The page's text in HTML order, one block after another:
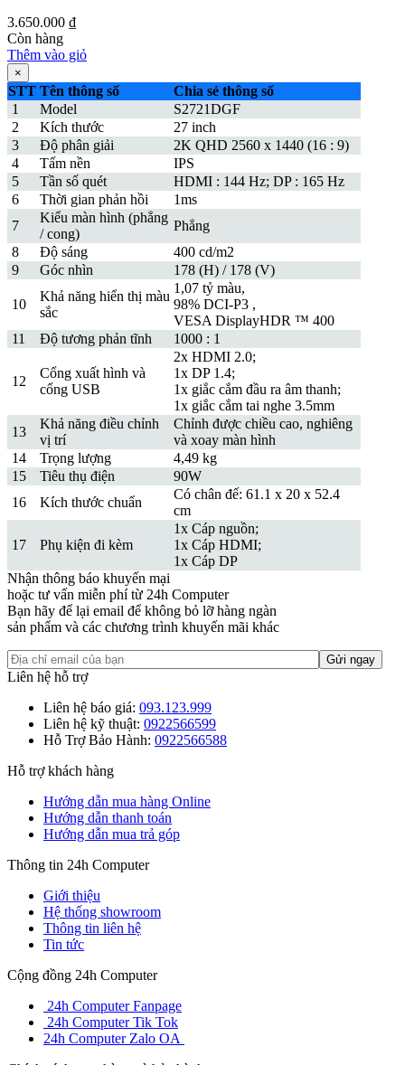
3.650.000 ₫
Còn hàng
Thêm vào giỏ
×
STT Tên thông số
Chia sẻ thông số
1
Model
S2721DGF
2
Kích thước
27 inch
3
Độ phân giải
2K QHD 2560 x 1440 (16 : 9)
4
Tấm nền
IPS
5
Tần số quét
HDMI : 144 Hz; DP : 165 Hz
6
Thời gian phản hồi
1ms
7
Kiểu màn hình (phẳng
/ cong)
Phẳng
8
Độ sáng
400 cd/m2
9
Góc nhìn 178 (H) / 178 (V)
10
Khả năng hiển thị màu
sắc
1,07 tỷ màu,
98% DCI-P3 ,
VESA DisplayHDR ™ 400
11
Độ tương phản tĩnh 1000 : 1
12
Cổng xuất hình và
cổng USB
2x HDMI 2.0;
1x DP 1.4;
1x giắc cắm đầu ra âm thanh;
1x giắc cắm tai nghe 3.5mm
13
Khả năng điều chỉnh
vị trí
Chỉnh được chiều cao, nghiêng
và xoay màn hình
14
Trọng lượng
4,49 kg
15
Tiêu thụ điện
90W
16
Kích thước chuẩn
Có chân đế: 61.1 x 20 x 52.4
cm
17 Phụ kiện đi kèm
1x Cáp nguồn;
1x Cáp HDMI;
1x Cáp DP
Nhận thông báo khuyến mại
hoặc tư vấn miễn phí từ 24h Computer
Bạn hãy để lại email để không bỏ lỡ hàng ngàn
sản phẩm và các chương trình khuyến mãi khác
Liên hệ hỗ trợ
Liên hệ báo giá: 093.123.999
Liên hệ kỹ thuật: 0922566599
Hỗ Trợ Bảo Hành: 0922566588
Hỗ trợ khách hàng
Hướng dẫn mua hàng Online
Hướng dẫn thanh toán
Hướng dẫn mua trả góp
Thông tin 24h Computer
Giới thiệu
Hệ thống showroom
Thông tin liên hệ
Tin tức
Cộng đồng 24h Computer
24h Computer Fanpage
24h Computer Tik Tok
24h Computer Zalo OA